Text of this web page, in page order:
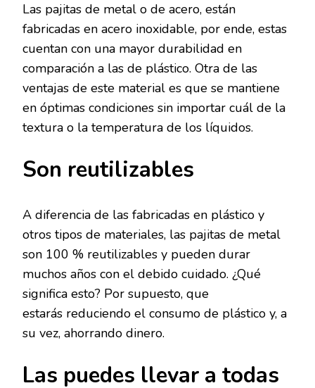
Las pajitas de metal o de acero, están
fabricadas en acero inoxidable, por ende, estas
cuentan con una mayor durabilidad en
comparación a las de plástico. Otra de las
ventajas de este material es que se mantiene
en óptimas condiciones sin importar cuál de la
textura o la temperatura de los líquidos.
Son reutilizables
A diferencia de las fabricadas en plástico y
otros tipos de materiales, las pajitas de metal
son 100 % reutilizables y pueden durar
muchos años con el debido cuidado. ¿Qué
significa esto? Por supuesto, que
estarás reduciendo el consumo de plástico y, a
su vez, ahorrando dinero.
Las puedes llevar a todas